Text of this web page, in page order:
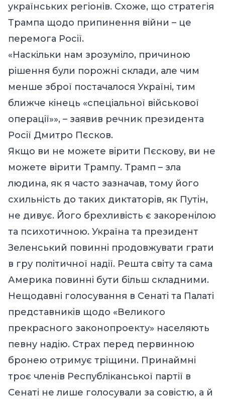
українських регіонів. Схоже, що стратегія
Трампа щодо припинення війни – це
перемога Росії.
«Наскільки нам зрозуміло, причиною
рішення були порожні склади, але чим
менше зброї постачалося Україні, тим
ближче кінець «спеціальної військової
операції»», – заявив речник президента
Росії Дмитро Пєсков.
Якщо ви не можете вірити Пєскову, ви не
можете вірити Трампу. Трамп – зла
людина, як я часто зазначав, тому його
схильність до таких диктаторів, як Путін,
не дивує. Його брехливість є закоренілою
та психотичною. Україна та президент
Зеленський повинні продовжувати грати
в гру політичної надії. Решта світу та сама
Америка повинні бути більш складними.
Нещодавні голосування в Сенаті та Палаті
представників щодо «Великого
прекрасного законопроекту» населяють
певну надію. Страх перед первинною
бронею отримує тріщини. Принаймні
троє членів Республіканської партії в
Сенаті не лише голосували за совістю, а й